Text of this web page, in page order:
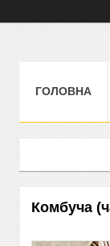
ГОЛОВНА
Комбуча